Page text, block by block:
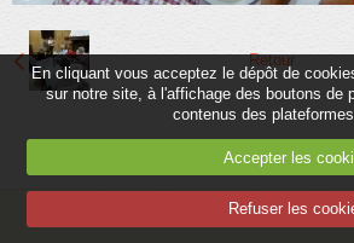
Retour
Mentions légales
En cliquant vous acceptez le dépôt de
sur notre site, à l'affichage des boutons de
contenus des
Accepter les
Refuser les